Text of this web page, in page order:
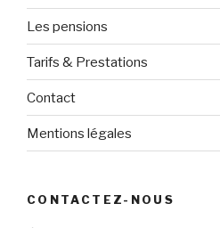
Les pensions
Tarifs & Prestations
Contact
Mentions légales
CONTACTEZ-NOUS